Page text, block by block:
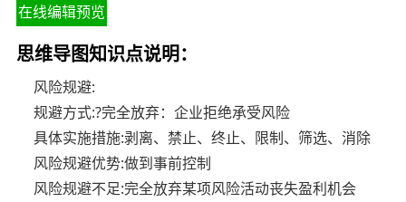
在线编辑预览
思维导图知识点说明：
风险规避:
规避方式:?完全放弃：企业拒绝承受风险
具体实施措施:剥离、禁止、终止、限制、筛选、消除
风险规避优势:做到事前控制
风险规避不足:完全放弃某项风险活动丧失盈利机会